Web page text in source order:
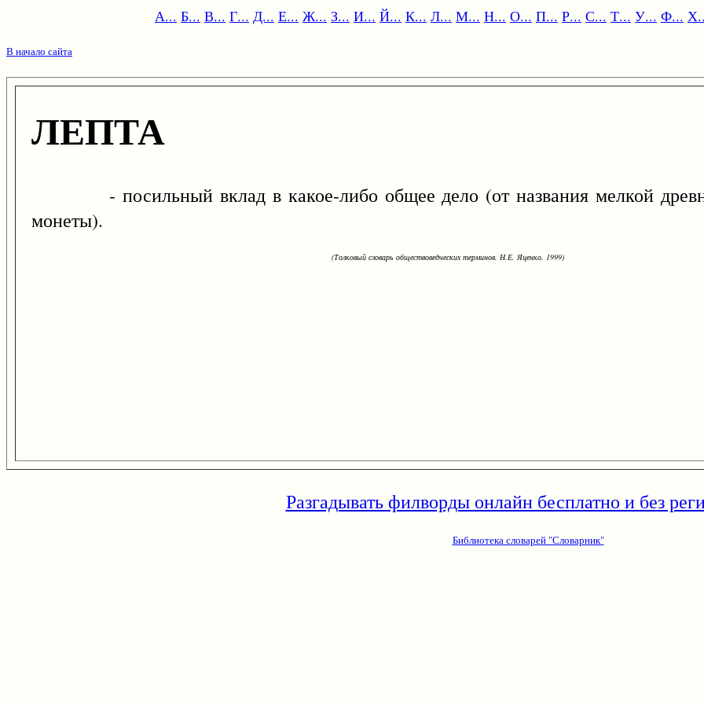
А... Б... В... Г... Д... Е... Ж... З... И... Й... К... Л... М... Н... О... П... Р... С... Т... У... Ф...
В начало сайта
ЛЕПТА
- посильный вклад в какое-либо общее дело (от названия мелкой
монеты).
(Толковый словарь обществоведческих терминов. Н.Е. Яценко. 1999)
Разгадывать филворды онлайн бесплатно и без
Библиотека словарей "Словарник"